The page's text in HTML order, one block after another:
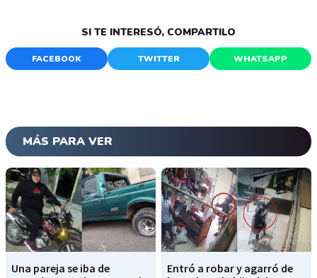
SI TE INTERESÓ, COMPARTILO
FACEBOOK TWITTER WHATSAPP
MÁS PARA VER
Una pareja se iba de
Entró a robar y agarró de